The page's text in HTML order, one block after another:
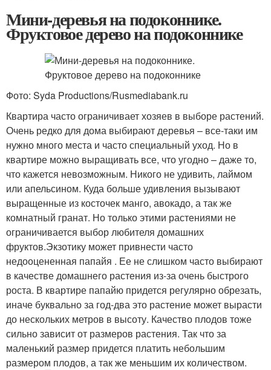
Мини-деревья на подоконнике.
Фруктовое дерево на подоконнике
Фото: Syda Productions/Rusmediabank.ru
Квартира часто ограничивает хозяев в выборе растений.
Очень редко для дома выбирают деревья – все-таки им
нужно много места и часто специальный уход. Но в
квартире можно выращивать все, что угодно – даже то,
что кажется невозможным. Никого не удивить, лаймом
или апельсином. Куда больше удивления вызывают
выращенные из косточек манго, авокадо, а так же
комнатный гранат. Но только этими растениями не
ограничивается выбор любителя домашних
фруктов.Экзотику может привнести часто
недооцененная папайя . Ее не слишком часто выбирают
в качестве домашнего растения из-за очень быстрого
роста. В квартире папайю придется регулярно обрезать,
иначе буквально за год-два это растение может вырасти
до нескольких метров в высоту. Качество плодов тоже
сильно зависит от размеров растения. Так что за
маленький размер придется платить небольшим
размером плодов, а так же меньшим их количеством.